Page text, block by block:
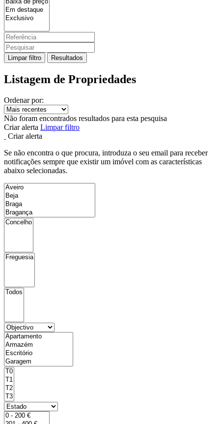
Limpar filtro Resultados
Listagem de Propriedades
Ordenar por:
Não foram encontrados resultados para esta pesquisa
Criar alerta Limpar filtro
Criar alerta
Se não encontra o que procura, introduza o seu email para receber
notificações sempre que existir um imóvel com as características
abaixo selecionadas.